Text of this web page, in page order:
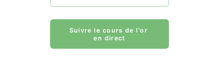
Suivre le cours de l'or
en direct